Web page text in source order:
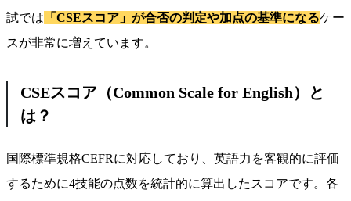
試では 「CSEスコア」が合否の判定や加点の基準になるケー
スが非常に増えています。
CSEスコア（Common Scale for English）と
は？
国際標準規格CEFRに対応しており、英語力を客観的に評価
するために4技能の点数を統計的に算出したスコアです。各